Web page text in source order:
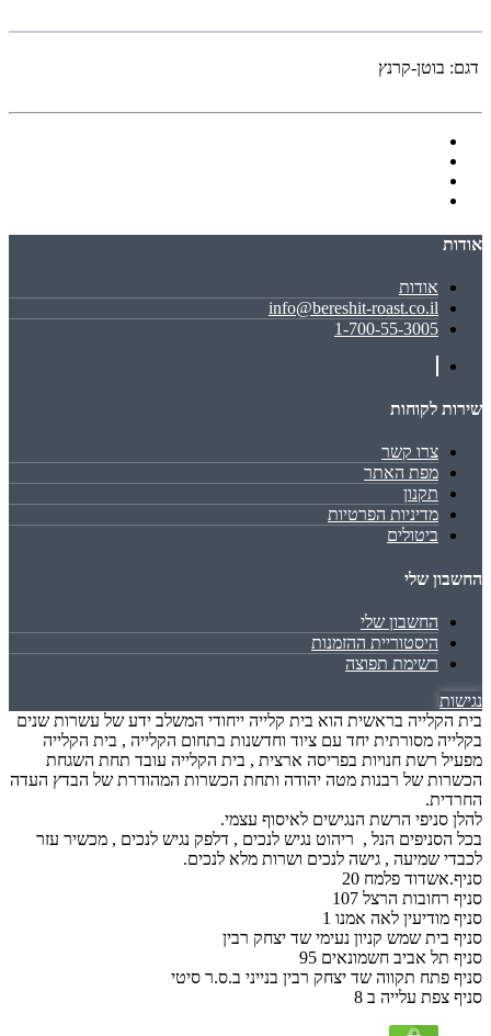
דגם: בוטן-קרנץ
אודות
אודות
info@bereshit-roast.co.il
1-700-55-3005
שירות לקוחות
צרו קשר
מפת האתר
תקנון
מדיניות הפרטיות
ביטולים
החשבון שלי
החשבון שלי
היסטוריית ההזמנות
רשימת תפוצה
נגישות
בית הקלייה בראשית הוא בית קלייה ייחודי המשלב ידע של עשרות שנים
בקלייה מסורתית יחד עם ציוד וחדשנות בתחום הקלייה , בית הקלייה
מפעיל רשת חנויות בפריסה ארצית , בית הקלייה עובד תחת השגחת
הכשרות של רבנות מטה יהודה ותחת הכשרות המהודרת של הבדץ העדה
החרדית.
להלן סניפי הרשת הנגישים לאיסוף עצמי.
בכל הסניפים הנל , ריהוט נגיש לנכים , דלפק נגיש לנכים , מכשיר עזר
לכבדי שמיעה , גישה לנכים ושרות מלא לנכים.
סניף.אשדוד פלמח 20
סניף רחובות הרצל 107
סניף מודיעין לאה אמנו 1
סניף בית שמש קניון נעימי שד יצחק רבין
סניף תל אביב חשמונאים 95
סניף פתח תקווה שד יצחק רבין בנייני ב.ס.ר סיטי
סניף צפת עלייה ב 8